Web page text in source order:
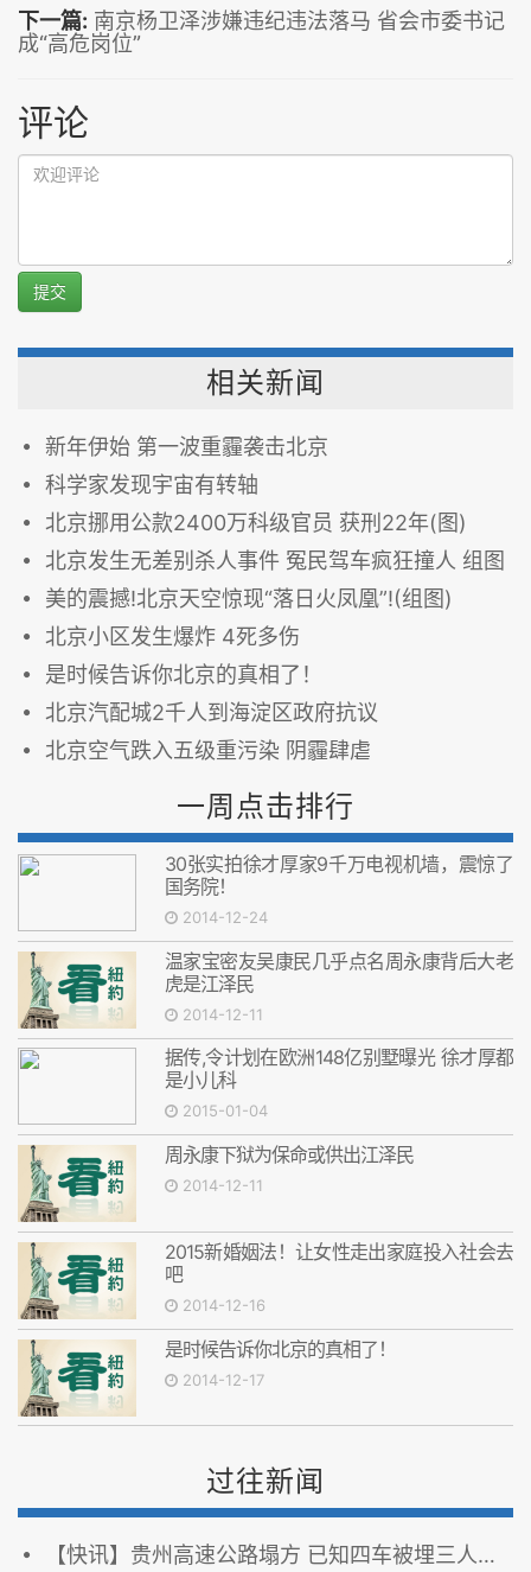
下一篇: 南京杨卫泽涉嫌违纪违法落马 省会市委书记
成“高危岗位”
评论
提交
相关新闻
新年伊始 第一波重霾袭击北京
科学家发现宇宙有转轴
北京挪用公款2400万科级官员 获刑22年(图)
北京发生无差别杀人事件 冤民驾车疯狂撞人 组图
美的震撼!北京天空惊现“落日火凤凰”!(组图)
北京小区发生爆炸 4死多伤
是时候告诉你北京的真相了！
北京汽配城2千人到海淀区政府抗议
北京空气跌入五级重污染 阴霾肆虐
一周点击排行
30张实拍徐才厚家9千万电视机墙，震惊了
国务院！
2014-12-24
温家宝密友吴康民几乎点名周永康背后大老
虎是江泽民
2014-12-11
据传,令计划在欧洲148亿别墅曝光 徐才厚都
是小儿科
2015-01-04
周永康下狱为保命或供出江泽民
2014-12-11
2015新婚姻法！让女性走出家庭投入社会去
吧
2014-12-16
是时候告诉你北京的真相了！
2014-12-17
过往新闻
【快讯】贵州高速公路塌方 已知四车被埋三人遇难